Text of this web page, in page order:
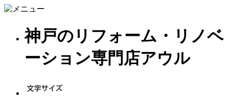
神戸のリフォーム・リノベ
ーション専門店アウル